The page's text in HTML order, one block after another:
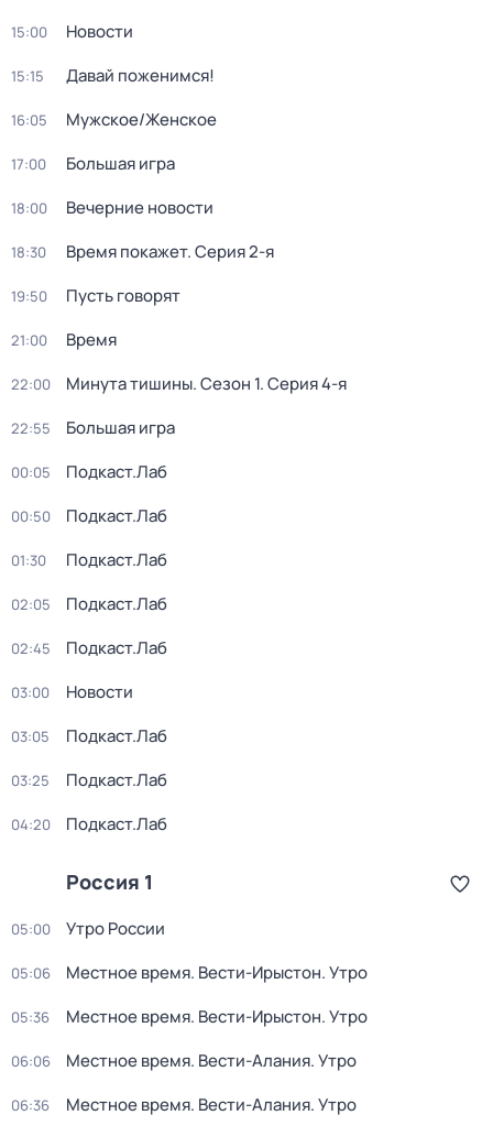
15:00 Новости
15:15 Давай поженимся!
16:05 Мужское/Женское
17:00 Большая игра
18:00 Вечерние новости
18:30 Время покажет. Серия 2-я
19:50 Пусть говорят
21:00 Время
22:00 Минута тишины. Сезон 1. Серия 4-я
22:55 Большая игра
00:05 Подкаст.Лаб
00:50 Подкаст.Лаб
01:30 Подкаст.Лаб
02:05 Подкаст.Лаб
02:45 Подкаст.Лаб
03:00 Новости
03:05 Подкаст.Лаб
03:25 Подкаст.Лаб
04:20 Подкаст.Лаб
Россия 1
05:00 Утро России
05:06 Местное время. Вести-Ирыстон. Утро
05:36 Местное время. Вести-Ирыстон. Утро
06:06 Местное время. Вести-Алания. Утро
06:36 Местное время. Вести-Алания. Утро